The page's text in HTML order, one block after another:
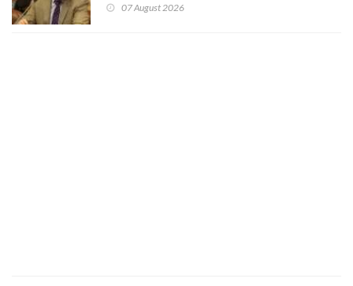
justicia constitucional porque no es diputado
07 August 2026